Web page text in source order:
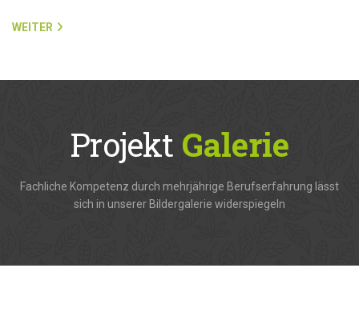
WEITER
Projekt Galerie
Fachliche Kompetenz durch mehrjährige Berufserfahrung lässt
sich in unserer Bildergalerie widerspiegeln